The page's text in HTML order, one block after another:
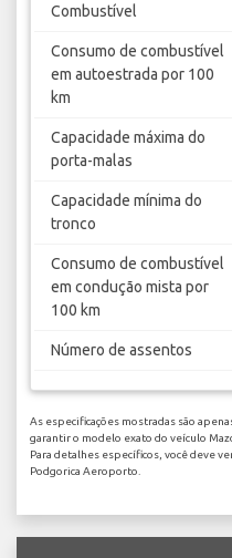
Combustível
Consumo de combustível
em autoestrada por 100
km
Capacidade máxima do
porta-malas
Capacidade mínima do
tronco
Consumo de combustível
em condução mista por
100 km
Número de assentos
As especificações mostradas são
garantir o modelo exato do veículo
Para detalhes específicos, você deve
Podgorica Aeroporto.